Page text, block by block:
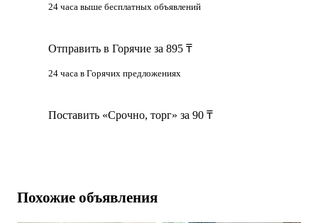
24 часа выше бесплатных объявлений
Отправить в Горячие за 895 ₸
24 часа в Горячих предложениях
Поставить «Срочно, торг» за 90 ₸
Похожие объявления